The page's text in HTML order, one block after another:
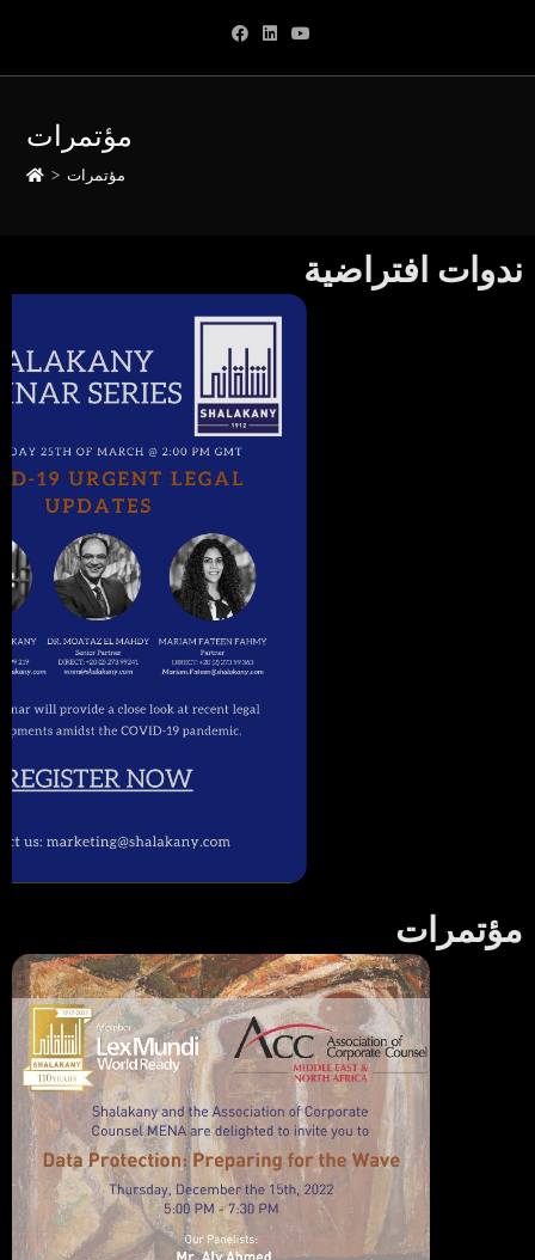
مؤتمرات
> مؤتمرات
ندوات افتراضية
مؤتمرات